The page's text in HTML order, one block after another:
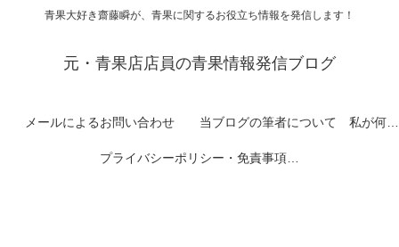
青果大好き齋藤瞬が、青果に関するお役立ち情報を発信します！
元・青果店店員の青果情報発信ブログ
メールによるお問い合わせ 当ブログの筆者について 私が何者なのかを紹介します
プライバシーポリシー・免責事項など